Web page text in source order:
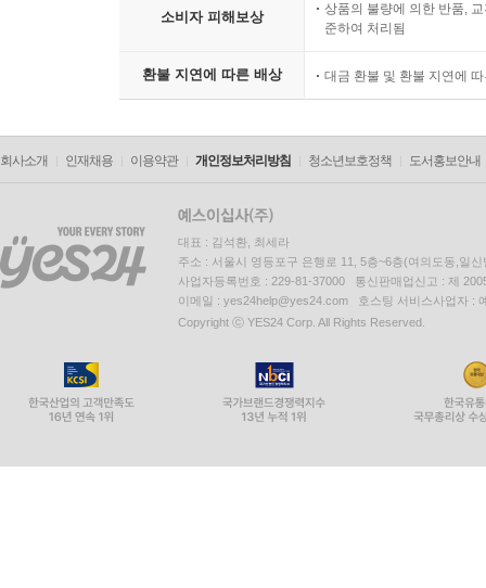
소비자 피해보상
상품의 불량에 의한 반품,
준하여 처리됨
환불 지연에 따른 배상 대금 환불 및 환불 지연에
회사소개 인재채용 이용약관 개인정보처리방침 청소년보호정책 도서홍보안내
대표 : 김석환, 최세라
주소 : 서울시 영등포구 은행로 11, 5층~6층(여의도동,일신
사업자등록번호 : 229-81-37000 통신판매업신고 : 제
이메일 : yes24help@yes24.com 호스팅 서비스사업자 :
Copyright ⓒ YES24 Corp. All Rights Reserved.